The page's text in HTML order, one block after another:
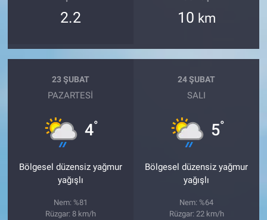
2.2 10 km
23 ŞUBAT
PAZARTESI
4°
Bölgesel düzensiz yağmur
yağışlı
Nem: %81
Rüzgar: 8 km/h
24 ŞUBAT
SALI
5°
Bölgesel düzensiz yağmur
yağışlı
Nem: %64
Rüzgar: 22 km/h